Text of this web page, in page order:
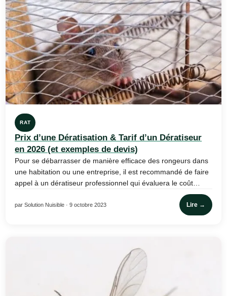
RAT
Prix d’une Dératisation & Tarif d’un Dératiseur
en 2026 (et exemples de devis)
Pour se débarrasser de manière efficace des rongeurs dans
une habitation ou une entreprise, il est recommandé de faire
appel à un dératiseur professionnel qui évaluera le coût…
par Solution Nuisible · 9 octobre 2023 Lire →